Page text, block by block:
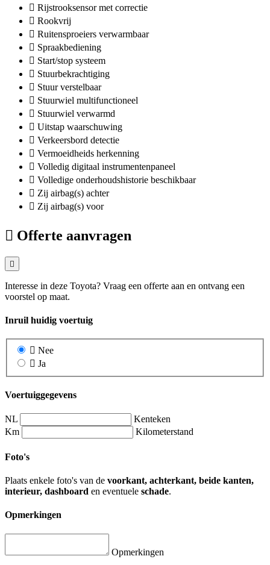
Rijstrooksensor met correctie
Rookvrij
Ruitensproeiers verwarmbaar
Spraakbediening
Start/stop systeem
Stuurbekrachtiging
Stuur verstelbaar
Stuurwiel multifunctioneel
Stuurwiel verwarmd
Uitstap waarschuwing
Verkeersbord detectie
Vermoeidheids herkenning
Volledig digitaal instrumentenpaneel
Volledige onderhoudshistorie beschikbaar
Zij airbag(s) achter
Zij airbag(s) voor
Offerte aanvragen
Interesse in deze Toyota? Vraag een offerte aan en ontvang een
voorstel op maat.
Inruil huidig voertuig
Nee
Ja
Voertuiggegevens
NL
Kenteken
Km
Kilometerstand
Foto's
Plaats enkele foto's van de voorkant, achterkant, beide kanten,
interieur, dashboard en eventuele schade.
Opmerkingen
Opmerkingen